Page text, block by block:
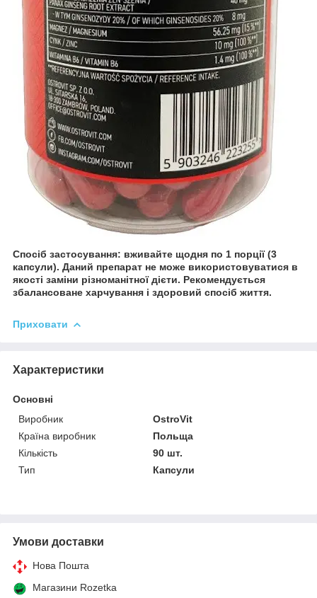
Спосіб застосування: вживайте щодня по 1 порції (3
капсули). Даний препарат не може використовуватися в
якості заміни різноманітної дієти. Рекомендується
збалансоване харчування і здоровий спосіб життя.
Приховати
Характеристики
Основні
Виробник
OstroVit
Країна виробник
Польща
Кількість
90 шт.
Тип
Капсули
Умови доставки
Нова Пошта
Магазини Rozetka